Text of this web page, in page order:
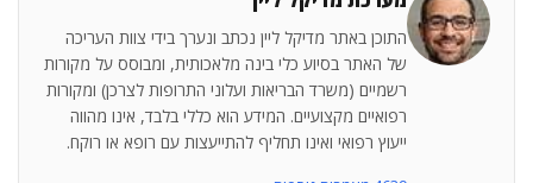
התוכן באתר מדיקל ליין נכתב ונערך בידי צוות העריכה
של האתר בסיוע כלי בינה מלאכותית, ומבוסס על מקורות
רשמיים (משרד הבריאות ועלוני התרופות לצרכן) ומקורות
רפואיים מקצועיים. המידע הוא כללי בלבד, אינו מהווה
ייעוץ רפואי ואינו תחליף להתייעצות עם רופא או רוקח.